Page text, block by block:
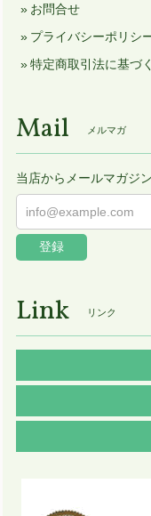
お問合せ
プライバシーポリシ
特定商取引法に基づ
Mail メルマガ
当店からメールマガジ
登録
Link リンク